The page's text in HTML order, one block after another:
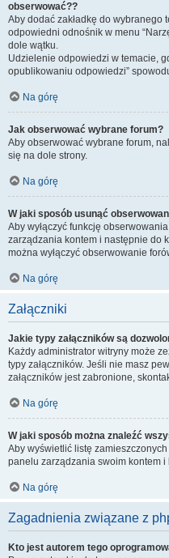
obserwować??
Aby dodać zakładkę do
odpowiedni odnośnik w menu
dole wątku.
Udzielenie odpowiedzi w temacie,
opublikowaniu odpowiedzi”
Na górę
Jak obserwować wybrane forum?
Aby obserwować wybrane forum,
się na dole strony.
Na górę
W jaki sposób usunąć
Aby wyłączyć funkcję
zarządzania kontem i następnie do
można wyłączyć obserwowanie
Na górę
Załączniki
Jakie typy załączników są
Każdy administrator witryny może
typy załączników. Jeśli nie masz
załączników jest zabronione,
Na górę
W jaki sposób można znaleźć
Aby wyświetlić listę
panelu zarządzania swoim kontem
Na górę
Zagadnienia związane z
Kto jest autorem tego